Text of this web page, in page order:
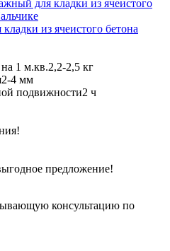
из ячеистого бетона
1 м.кв.2,2-2,5 кг
2-4 мм
подвижности2 ч
предложение!
консультацию по